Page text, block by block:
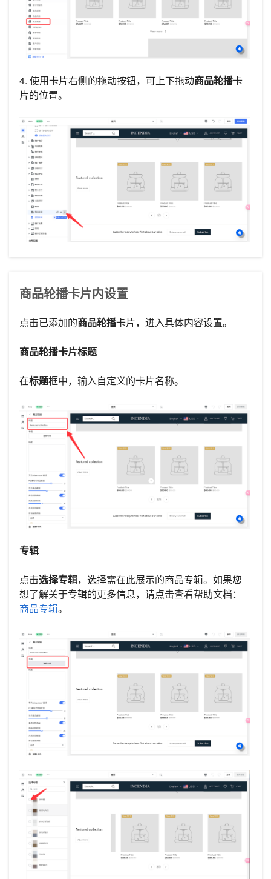
4. 使用卡片右侧的拖动按钮，可上下拖动商品轮播卡
片的位置。
商品轮播卡片内设置
点击已添加的商品轮播卡片，进入具体内容设置。
商品轮播卡片标题
在标题框中，输入自定义的卡片名称。
专辑
点击选择专辑，选择需在此展示的商品专辑。如果您
想了解关于专辑的更多信息，请点击查看帮助文档：
商品专辑。